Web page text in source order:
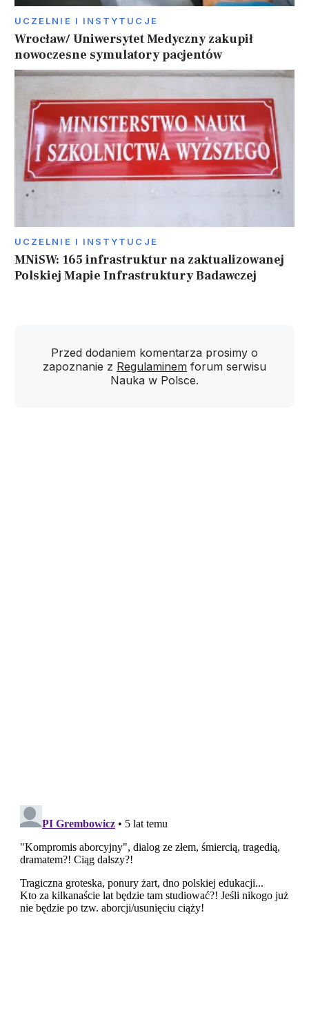
UCZELNIE I INSTYTUCJE
Wrocław/ Uniwersytet Medyczny zakupił
nowoczesne symulatory pacjentów
UCZELNIE I INSTYTUCJE
MNiSW: 165 infrastruktur na zaktualizowanej
Polskiej Mapie Infrastruktury Badawczej
Przed dodaniem komentarza prosimy o
zapoznanie z Regulaminem forum serwisu
Nauka w Polsce.